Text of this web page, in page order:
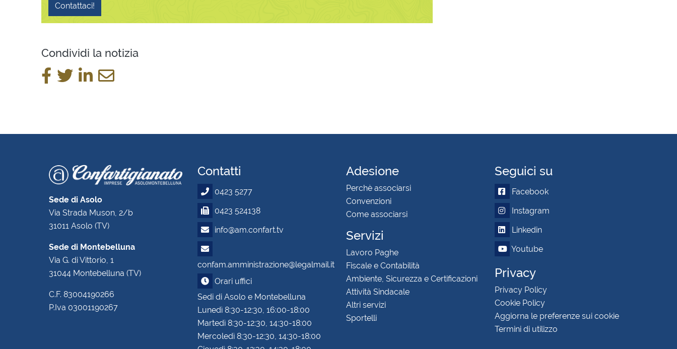
Contattaci!
Condividi la notizia
Sede di Asolo
Via Strada Muson, 2/b
31011 Asolo (TV)
Sede di Montebelluna
Via G. di Vittorio, 1
31044 Montebelluna (TV)
C.F. 83004190266
P.Iva 03001190267
Contatti
0423 5277
0423 524138
info@am.confart.tv
confam.amministrazione@legalmail.it
Orari uffici
Sedi di Asolo e Montebelluna
Lunedì 8:30-12:30, 16:00-18:00
Martedì 8:30-12:30, 14:30-18:00
Mercoledì 8:30-12:30, 14:30-18:00
Adesione
Perchè associarsi
Convenzioni
Come associarsi
Servizi
Lavoro Paghe
Fiscale e Contabilità
Ambiente, Sicurezza e Certificazioni
Attività Sindacale
Altri servizi
Sportelli
Seguici su
Facebook
Instagram
Linkedin
Youtube
Privacy
Privacy Policy
Cookie Policy
Aggiorna le preferenze sui cookie
Termini di utilizzo